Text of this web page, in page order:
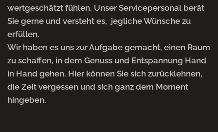
wertgeschätzt fühlen. Unser Servicepersonal berät
Sie gerne und versteht es, jegliche Wünsche zu
erfüllen.
Wir haben es uns zur Aufgabe gemacht, einen Raum
zu schaffen, in dem Genuss und Entspannung Hand
in Hand gehen. Hier können Sie sich zurücklehnen,
die Zeit vergessen und sich ganz dem Moment
hingeben.